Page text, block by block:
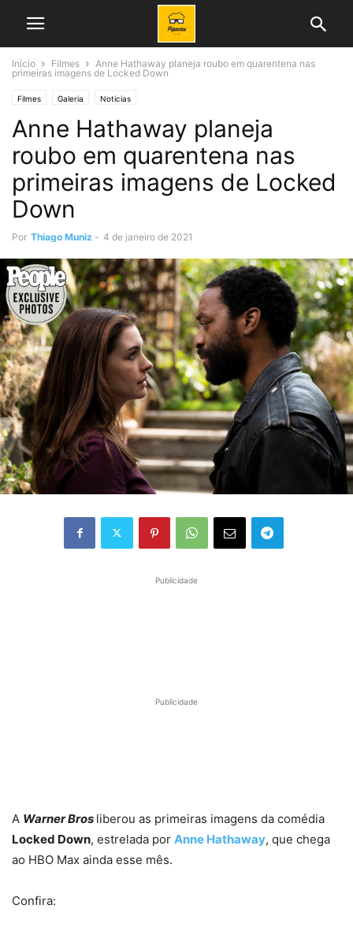
Início Filmes
Anne Hathaway planeja roubo em quarentena nas
primeiras imagens de Locked Down
Filmes Galeria Noticias
Anne Hathaway planeja
roubo em quarentena nas
primeiras imagens de Locked
Down
Por Thiago Muniz - 4 de janeiro de 2021
Publicidade
Publicidade
A Warner Bros liberou as primeiras imagens da comédia
Locked Down, estrelada por Anne Hathaway, que chega
ao HBO Max ainda esse mês.
Confira: